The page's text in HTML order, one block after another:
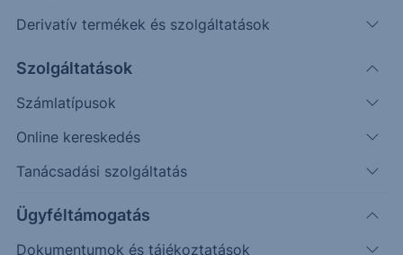
Derivatív termékek és szolgáltatások
Szolgáltatások
Számlatípusok
Online kereskedés
Tanácsadási szolgáltatás
Ügyféltámogatás
Dokumentumok és tájékoztatások
A Lynas tevékenysége, fő profilja és iparági